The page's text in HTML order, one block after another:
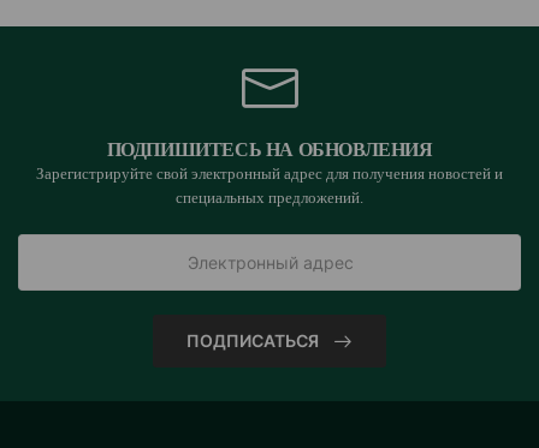
ПОДПИШИТЕСЬ НА ОБНОВЛЕНИЯ
Зарегистрируйте свой электронный адрес для получения новостей и
специальных предложений.
ПОДПИСАТЬСЯ